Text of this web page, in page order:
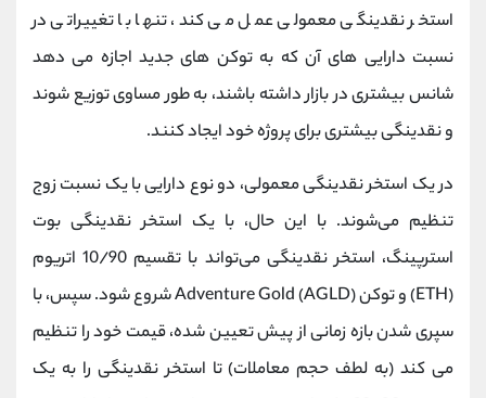
استخر نقدینگی معمولی عمل می کند، تنها با تغییراتی در
نسبت دارایی های آن که به توکن های جدید اجازه می دهد
شانس بیشتری در بازار داشته باشند، به طور مساوی توزیع شوند
و نقدینگی بیشتری برای پروژه خود ایجاد کنند.
در یک استخر نقدینگی معمولی، دو نوع دارایی با یک نسبت زوج
تنظیم می‌شوند. با این حال، با یک استخر نقدینگی بوت
استرپینگ، استخر نقدینگی می‌تواند با تقسیم 10/90 اتریوم
(ETH) و توکن Adventure Gold (AGLD) شروع شود. سپس، با
سپری شدن بازه زمانی از پیش تعیین شده، قیمت خود را تنظیم
می کند (به لطف حجم معاملات) تا استخر نقدینگی را به یک